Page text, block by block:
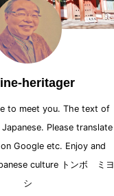
heritager
to meet you. The text of
Please translate
Google etc. Enjoy and
culture トンボ ミヨ
シ